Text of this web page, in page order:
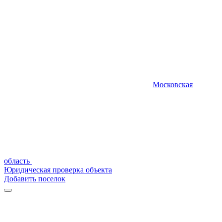
Московская
область
Юридическая проверка объекта
Добавить поселок